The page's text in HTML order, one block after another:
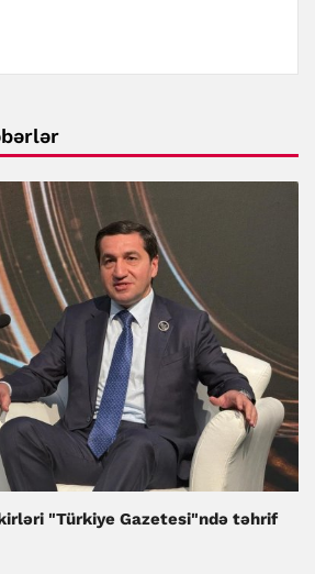
"Türkiye Gazetesi"ndə təhrif